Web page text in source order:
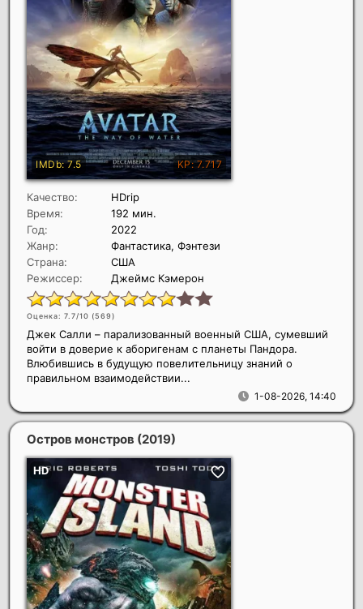
Качество:
HDrip
Время:
192 мин.
Год:
2022
Жанр:
Фантастика, Фэнтези
Страна:
США
Режиссер:
Джеймс Кэмерон
Оценка: 7.7/10 (569)
1-08-2026, 14:40
Джек Салли – парализованный военный США, сумевший
войти в доверие к аборигенам с планеты Пандора.
Влюбившись в будущую повелительницу знаний о
правильном взаимодействии...
Остров монстров (2019)